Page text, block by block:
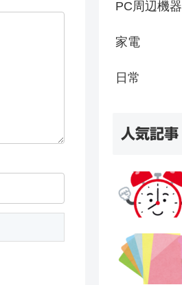
PC周辺機器
家電
日常
人気記事